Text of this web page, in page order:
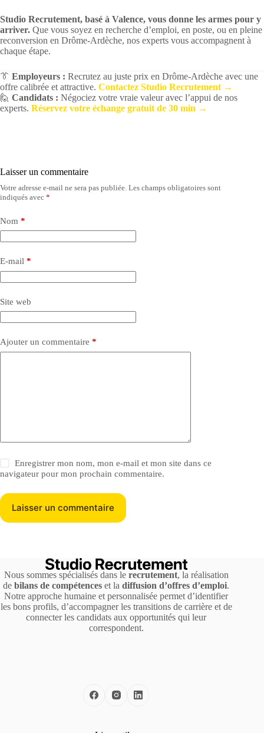
Studio Recrutement, basé à Valence, vous donne les armes pour y
arriver. Que vous soyez en recherche d’emploi, en poste, ou en pleine
reconversion en Drôme-Ardèche, nos experts vous accompagnent à
chaque étape.
👔 Employeurs : Recrutez au juste prix en Drôme-Ardèche avec une
offre calibrée et attractive. Contactez Studio Recrutement →
🙋 Candidats : Négociez votre vraie valeur avec l’appui de nos
experts. Réservez votre échange gratuit de 30 min →
Laisser un commentaire
Votre adresse e-mail ne sera pas publiée. Les champs obligatoires sont
indiqués avec *
Nom *
E-mail *
Site web
Ajouter un commentaire *
Enregistrer mon nom, mon e-mail et mon site dans ce
navigateur pour mon prochain commentaire.
Laisser un commentaire
Nous sommes spécialisés dans le recrutement, la réalisation
debilans de compétences et ladiffusion d’offres d’emploi.
Notre approche humaine et personnalisée permet d’identifier
les bons profils, d’accompagner les transitions de carrière et de
connecter les candidats aux opportunités qui leur
correspondent.